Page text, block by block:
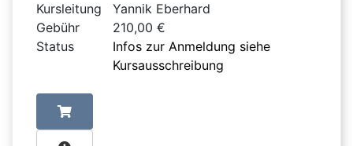
Kursleitung
Yannik Eberhard
Gebühr
210,00 €
Status
Infos zur Anmeldung siehe
Kursausschreibung